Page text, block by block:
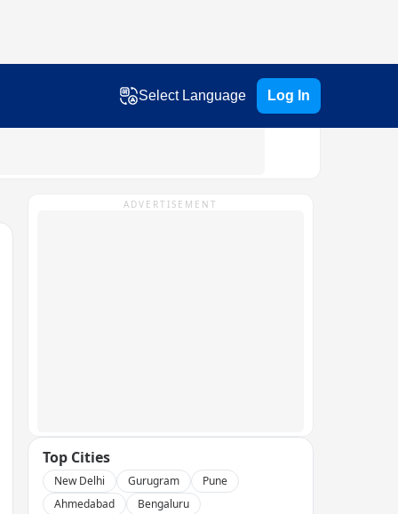
Select Language Log In
ADVERTISEMENT
Top Cities
New Delhi Gurugram
Pune
Ahmedabad
Bengaluru